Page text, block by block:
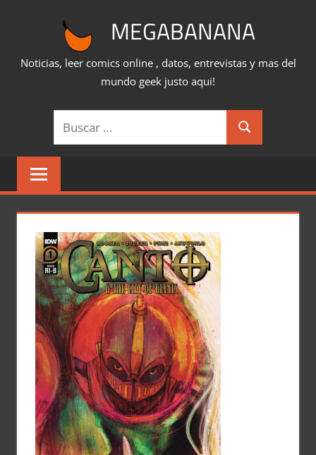
MEGABANANA
Noticias, leer comics online , datos, entrevistas y mas del
mundo geek justo aqui!
Buscar:
Buscar